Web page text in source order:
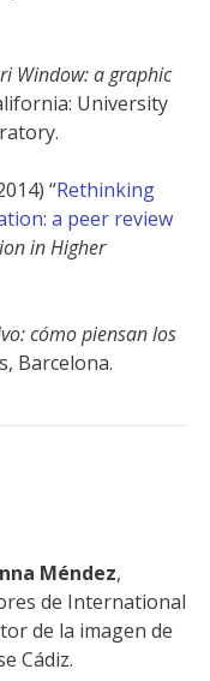
Window: a graphic
University
“Rethinking
a peer review
in Higher
cómo piensan los
Barcelona.
Méndez,
de International
de la imagen de
Cádiz.